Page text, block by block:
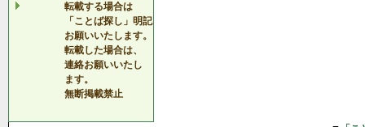
転載する場合は
「ことば探し」明記
お願いいたします。
転載した場合は、
連絡お願いいたし
ます。
無断掲載禁止